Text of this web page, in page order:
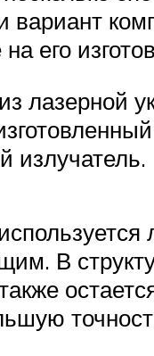
вариант
на его
лазерной
излучатель.
В